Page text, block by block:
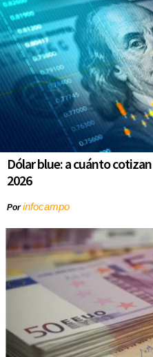
Dólar blue: a cuánto
2026
Porinfocampo